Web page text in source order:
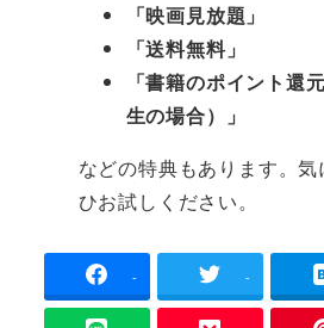
「映画見放題」
「送料無料」
「書籍のポイント還
生の場合）」
などの特典もあります。
ひお試しください。
- -